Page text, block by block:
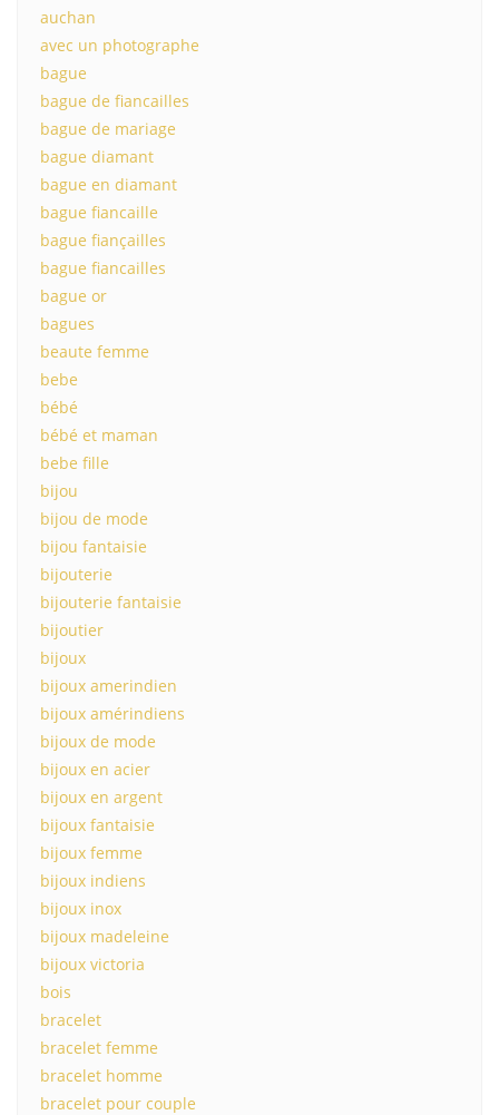
auchan
avec un photographe
bague
bague de fiancailles
bague de mariage
bague diamant
bague en diamant
bague fiancaille
bague fiançailles
bague fiancailles
bague or
bagues
beaute femme
bebe
bébé
bébé et maman
bebe fille
bijou
bijou de mode
bijou fantaisie
bijouterie
bijouterie fantaisie
bijoutier
bijoux
bijoux amerindien
bijoux amérindiens
bijoux de mode
bijoux en acier
bijoux en argent
bijoux fantaisie
bijoux femme
bijoux indiens
bijoux inox
bijoux madeleine
bijoux victoria
bois
bracelet
bracelet femme
bracelet homme
bracelet pour couple